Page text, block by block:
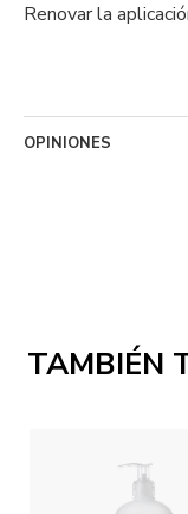
TAMBIÉN
Renovar la
OPINIONES